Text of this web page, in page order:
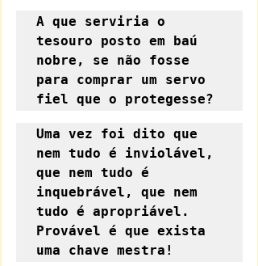
A que serviria o
tesouro posto em baú
nobre, se não fosse
para comprar um servo
fiel que o protegesse?
Uma vez foi dito que
nem tudo é inviolável,
que nem tudo é
inquebrável, que nem
tudo é apropriável.
Provável é que exista
uma chave mestra!